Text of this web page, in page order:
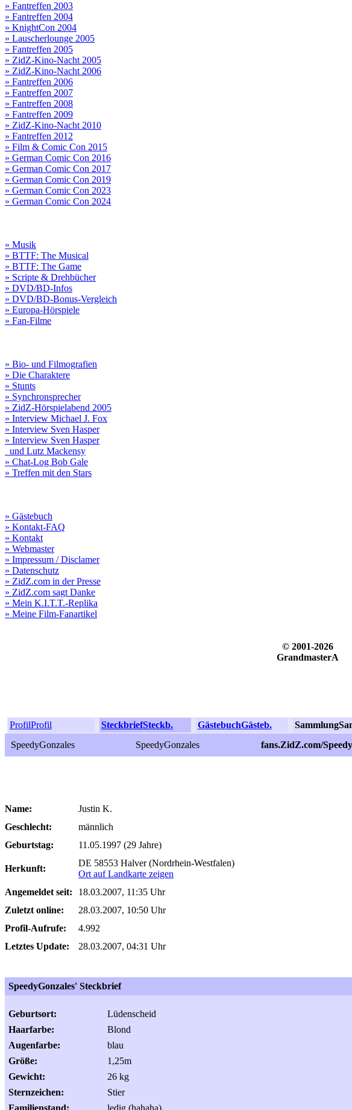
» Fantreffen 2003
» Fantreffen 2004
» KnightCon 2004
» Lauscherlounge 2005
» Fantreffen 2005
» ZidZ-Kino-Nacht 2005
» ZidZ-Kino-Nacht 2006
» Fantreffen 2006
» Fantreffen 2007
» Fantreffen 2008
» Fantreffen 2009
» ZidZ-Kino-Nacht 2010
» Fantreffen 2012
» Film & Comic Con 2015
» German Comic Con 2016
» German Comic Con 2017
» German Comic Con 2019
» German Comic Con 2023
» German Comic Con 2024
» Musik
» BTTF: The Musical
» BTTF: The Game
» Scripte & Drehbücher
» DVD/BD-Infos
» DVD/BD-Bonus-Vergleich
» Europa-Hörspiele
» Fan-Filme
» Bio- und Filmografien
» Die Charaktere
» Stunts
» Synchronsprecher
» ZidZ-Hörspielabend 2005
» Interview Michael J. Fox
» Interview Sven Hasper
» Interview Sven Hasper
und Lutz Mackensy
» Chat-Log Bob Gale
» Treffen mit den Stars
» Gästebuch
» Kontakt-FAQ
» Kontakt
» Webmaster
» Impressum / Disclamer
» Datenschutz
» ZidZ.com in der Presse
» ZidZ.com sagt Danke
» Mein K.I.T.T.-Replika
» Meine Film-Fanartikel
© 2001-2026
GrandmasterA
ProfilProfil SteckbriefSteckb. GästebuchGästeb. Sammlung
SpeedyGonzales
SpeedyGonzales fans.ZidZ.com/
Name:
Justin K.
Geschlecht:
männlich
Geburtstag:
11.05.1997 (29 Jahre)
Herkunft:
DE 58553 Halver (Nordrhein-Westfalen)
Ort auf Landkarte zeigen
Angemeldet seit:
18.03.2007, 11:35 Uhr
Zuletzt online:
28.03.2007, 10:50 Uhr
Profil-Aufrufe:
4.992
Letztes Update:
28.03.2007, 04:31 Uhr
SpeedyGonzales' Steckbrief
Geburtsort:
Lüdenscheid
Haarfarbe:
Blond
Augenfarbe:
blau
Größe:
1,25m
Gewicht:
26 kg
Sternzeichen:
Stier
Familienstand:
ledig (hahaha)